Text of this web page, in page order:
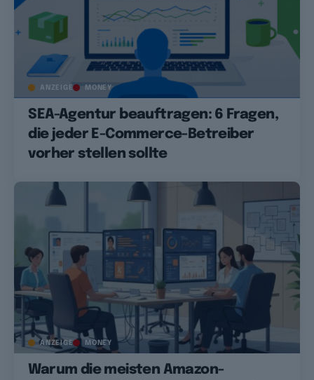
ANZEIGE MONEY
SEA-Agentur beauftragen: 6 Fragen,
die jeder E-Commerce-Betreiber
vorher stellen sollte
ANZEIGE MONEY
Warum die meisten Amazon-